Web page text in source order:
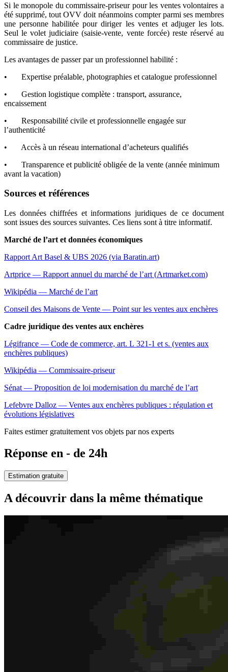
Si le monopole du commissaire-priseur pour les ventes volontaires a
été supprimé, tout OVV doit néanmoins compter parmi ses membres
une personne habilitée pour diriger les ventes et adjuger les lots.
Seul le volet judiciaire (saisie-vente, vente forcée) reste réservé au
commissaire de justice.
Les avantages de passer par un professionnel habilité :
• Expertise préalable, photographies et catalogue professionnel
• Gestion logistique complète : transport, assurance,
encaissement
• Responsabilité civile et professionnelle engagée sur
l’authenticité
• Accès à un réseau international d’acheteurs qualifiés
• Transparence et publicité obligée de la vente (année minimum
avant la vacation)
Sources et références
Les données chiffrées et informations juridiques de ce document
sont issues des sources suivantes. Ces liens sont à titre informatif.
Marché de l’art et données économiques
Rapport Art Basel & UBS 2026 (via Baratin.art)
Artprice — Rapport annuel du marché de l’art (Artmarket.com)
Wikipédia — Marché de l’art
Conseil des Maisons de Vente — Point sur les ventes aux enchères
Cadre juridique des ventes aux enchères
Légifrance — Code de commerce, art. L 321-1 et s. (ventes aux
enchères publiques)
Wikipédia — Commissaire-priseur
Sénat — Proposition de loi modernisation du marché de l’art
Lefebvre Dalloz — Ventes aux enchères publiques : régulation et
évolutions législatives
Faites estimer gratuitement vos objets par nos experts
Réponse en - de 24h
Estimation gratuite
A découvrir dans la même thématique